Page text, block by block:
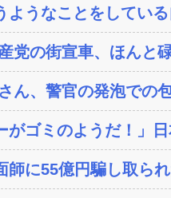
ようなことをしてい
党の街宣車、ほんと
ん、警官の発泡で
がゴミのようだ！」
師に55億円騙し取